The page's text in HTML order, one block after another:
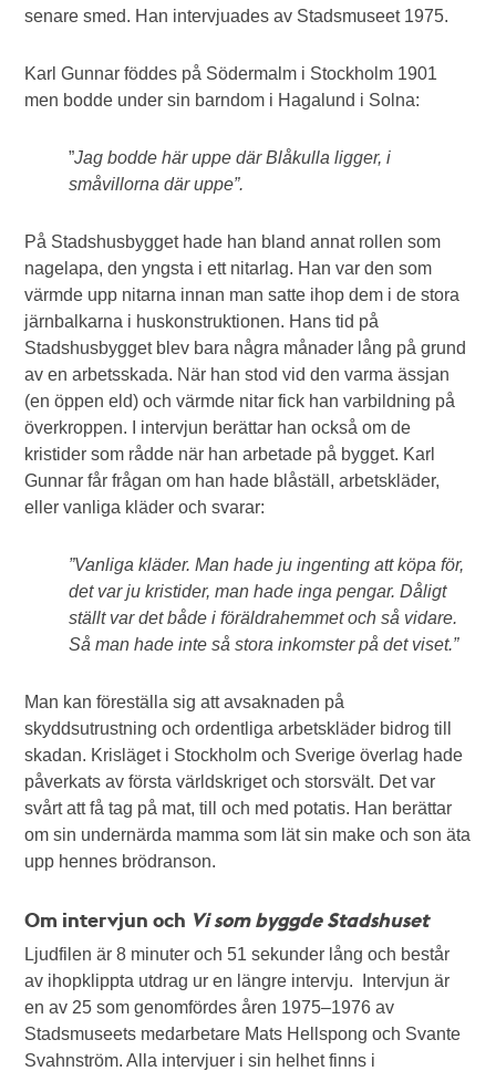
senare smed. Han intervjuades av Stadsmuseet 1975.
Karl Gunnar föddes på Södermalm i Stockholm 1901
men bodde under sin barndom i Hagalund i Solna:
”Jag bodde här uppe där Blåkulla ligger, i
småvillorna där uppe”.
På Stadshusbygget hade han bland annat rollen som
nagelapa, den yngsta i ett nitarlag. Han var den som
värmde upp nitarna innan man satte ihop dem i de stora
järnbalkarna i huskonstruktionen. Hans tid på
Stadshusbygget blev bara några månader lång på grund
av en arbetsskada. När han stod vid den varma ässjan
(en öppen eld) och värmde nitar fick han varbildning på
överkroppen. I intervjun berättar han också om de
kristider som rådde när han arbetade på bygget. Karl
Gunnar får frågan om han hade blåställ, arbetskläder,
eller vanliga kläder och svarar:
”Vanliga kläder. Man hade ju ingenting att köpa för,
det var ju kristider, man hade inga pengar. Dåligt
ställt var det både i föräldrahemmet och så vidare.
Så man hade inte så stora inkomster på det viset.”
Man kan föreställa sig att avsaknaden på
skyddsutrustning och ordentliga arbetskläder bidrog till
skadan. Krisläget i Stockholm och Sverige överlag hade
påverkats av första världskriget och storsvält. Det var
svårt att få tag på mat, till och med potatis. Han berättar
om sin undernärda mamma som lät sin make och son äta
upp hennes brödranson.
Om intervjun och Vi som byggde Stadshuset
Ljudfilen är 8 minuter och 51 sekunder lång och består
av ihopklippta utdrag ur en längre intervju. Intervjun är
en av 25 som genomfördes åren 1975–1976 av
Stadsmuseets medarbetare Mats Hellspong och Svante
Svahnström. Alla intervjuer i sin helhet finns i